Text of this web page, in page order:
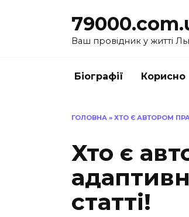
Ваш провідник у житті
Біографії Корисно
ГОЛОВНА » ХТО Є АВТОРОМ
Хто є
статті!